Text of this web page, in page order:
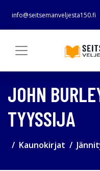
info@seitsemanveljesta150.fi
JOHN
TYYSSIJA
Kaunokirjat